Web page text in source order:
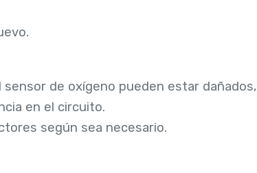
de oxígeno pueden estar dañados,
en el circuito.
según sea necesario.